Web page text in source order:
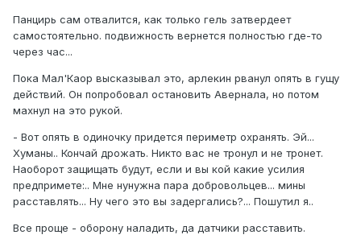
Панцирь сам отвалится, как только гель затвердеет
самостоятельно. подвижность вернется полностью где-то
через час...
Пока Мал'Каор высказывал это, арлекин рванул опять в гущу
действий. Он попробовал остановить Авернала, но потом
махнул на это рукой.
- Вот опять в одиночку придется периметр охранять. Эй...
Хуманы.. Кончай дрожать. Никто вас не тронул и не тронет.
Наоборот защищать будут, если и вы кой какие усилия
предпримете:.. Мне нунужна пара добровольцев... мины
расставлять... Ну чего это вы задергались?... Пошутил я..
Все проще - оборону наладить, да датчики расставить.